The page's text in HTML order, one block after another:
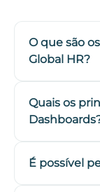
O que são
Global HR?
Quais os
É possível